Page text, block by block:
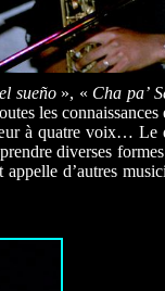
sueño», « Cha pa’
les
à quatre voix… Le
diverses
appelle d’autres